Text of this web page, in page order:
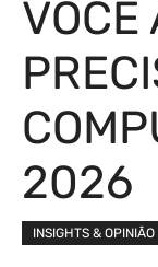
VOCÊ
2026
INSIGHTS & OPINIÃO